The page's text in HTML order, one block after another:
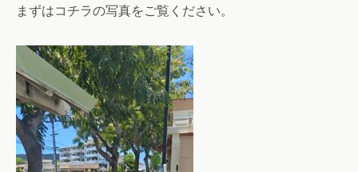
まずはコチラの写真をご覧ください。